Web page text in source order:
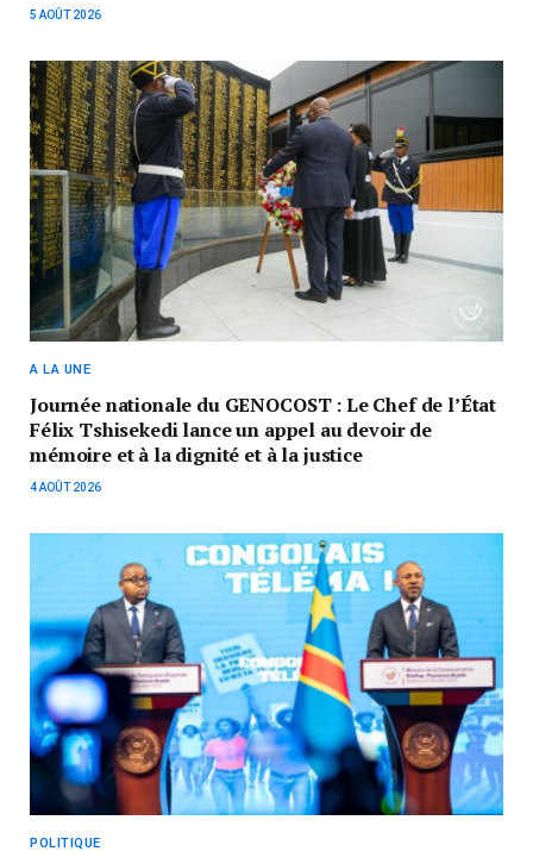
5 AOÛT 2026
A LA UNE
Journée nationale du GENOCOST : Le Chef de l’État
Félix Tshisekedi lance un appel au devoir de
mémoire et à la dignité et à la justice
4 AOÛT 2026
POLITIQUE